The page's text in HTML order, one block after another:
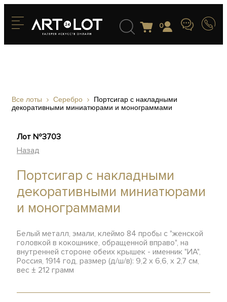
0
Все лоты Серебро
Портсигар с накладными
декоративными миниатюрами и монограммами
Лот №3703
Назад
Портсигар с накладными
декоративными миниатюрами
и монограммами
Белый металл, эмали, клеймо 84 пробы с "женской
головкой в кокошнике, обращенной вправо", на
внутренней стороне обеих крышек - именник "ИА",
Россия, 1914 год, размер (д/ш/в): 9,2 х 6,6, х 2,7 см,
вес ± 212 грамм